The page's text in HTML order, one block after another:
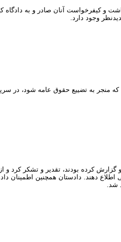
و کیفرخواست آنان صادر و به دادگاه
وجود دارد.
که منجر به تضییع حقوق عامه شود، در
گزارش کرده بودند، تقدیر و تشکر کرد
دهند. دادستان همچنین اطمینان
شد.